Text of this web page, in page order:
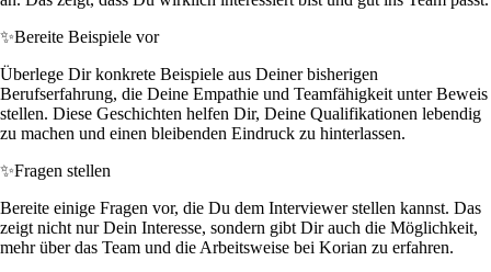
✨Bereite Beispiele vor
Überlege Dir konkrete Beispiele aus Deiner bisherigen
Berufserfahrung, die Deine Empathie und Teamfähigkeit unter Beweis
stellen. Diese Geschichten helfen Dir, Deine Qualifikationen lebendig
zu machen und einen bleibenden Eindruck zu hinterlassen.
✨Fragen stellen
Bereite einige Fragen vor, die Du dem Interviewer stellen kannst. Das
zeigt nicht nur Dein Interesse, sondern gibt Dir auch die Möglichkeit,
mehr über das Team und die Arbeitsweise bei Korian zu erfahren.